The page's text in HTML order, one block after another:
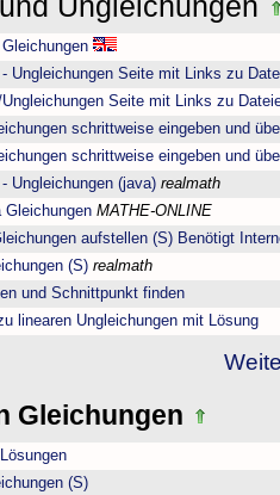
- Ungleichungen Seite mit Links zu
Ungleichungen Seite mit Links zu
schrittweise eingeben und
schrittweise eingeben und
- Ungleichungen (java) realmath
Gleichungen MATHE-ONLINE
aufstellen (S) Benötigt
(S) realmath
und Schnittpunkt finden
linearen Ungleichungen mit Lösung
Gleichungen
(S)